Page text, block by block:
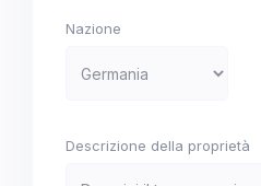
Nazione
Descrizione della proprietà